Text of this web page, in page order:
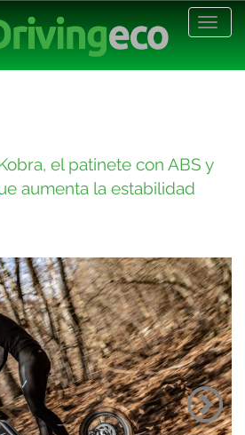
el patinete con ABS y
aumenta la estabilidad